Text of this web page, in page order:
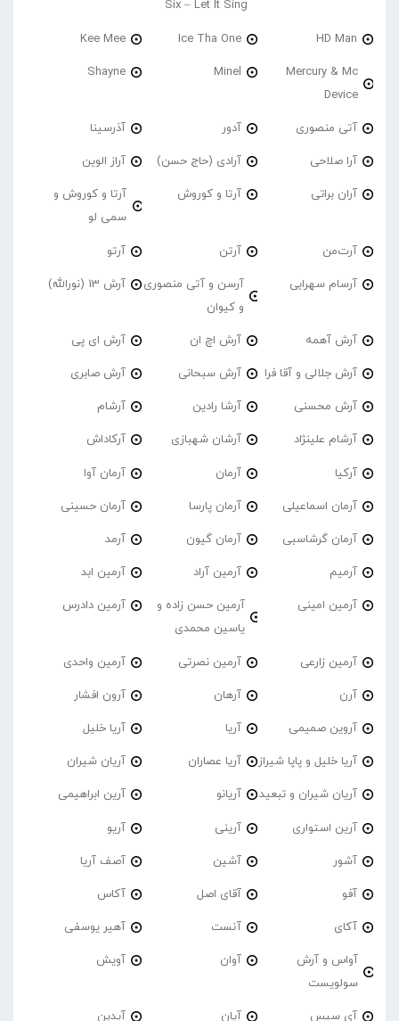
Six – Let It Sing
HD Man
Ice Tha One
Kee Mee
Mercury & Mc
Device
Minel
Shayne
آتی منصوری آدور آذرسینا
آرا صلاحی آرادی (حاج حسن) آراز الوین
آران براتی آرتا و کوروش
آرتا و کوروش و
سمی لو
آرت‌من آرتن آرتو
آرسام سهرابی
آرسن و آتی منصوری
و کیوان
آرش 13 (نورالله)
آرش آهمه آرش اچ ان آرش ای پی
آرش جلالی و آقا فرا آرش سبحانی آرش صابری
آرش محسنی آرشا رادین آرشام
آرشام علینژاد آرشان شهبازی آرکاداش
آرکیا آرمان آرمان آوا
آرمان اسماعیلی آرمان پارسا آرمان حسینی
آرمان گرشاسبی آرمان گیون آرمد
آرمیم آرمین آراد آرمین ابد
آرمین امینی
آرمین حسن زاده و
یاسین محمدی
آرمین دادرس
آرمین زارعی آرمین نصرتی آرمین واحدی
آرن آرهان آرون افشار
آروین صمیمی آریا آریا خلیل
آریا خلیل و پاپا شیراز آریا عصاران آریان شیران
آریان شیران و تبعید آریانو آرین ابراهیمی
آرین استواری آرینی آریو
آشور آشین آصف آریا
آفو آقای اصل آکاس
آکای آنست آهیر یوسفی
آواس و آرش
سولویست
آوان آویش
آی سیس آیان آیدین